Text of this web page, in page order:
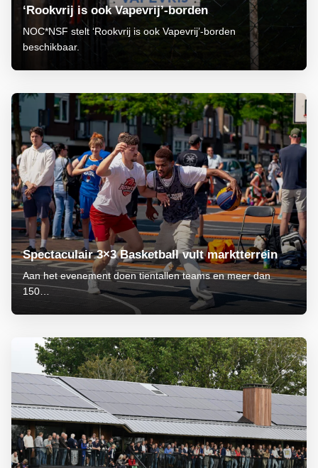
‘Rookvrij is ook Vapevrij’-borden
NOC*NSF stelt ‘Rookvrij is ook Vapevrij’-borden
beschikbaar.
Spectaculair 3×3 Basketball vult marktterrein
Aan het evenement doen tientallen teams en meer dan
150…